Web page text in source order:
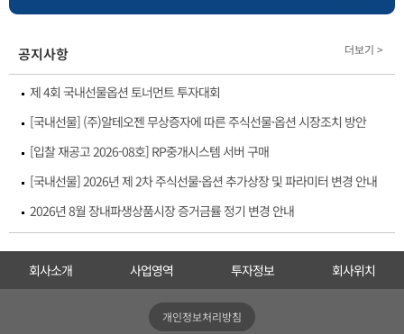
공지사항 더보기 >
제 4회 국내선물옵션 토너먼트 투자대회
[국내선물] (주)알테오젠 무상증자에 따른 주식선물·옵션 시장조치 방안
[입찰 재공고 2026-08호] RP중개시스템 서버 구매
[국내선물] 2026년 제 2차 주식선물·옵션 추가상장 및 파라미터 변경 안내
2026년 8월 장내파생상품시장 증거금률 정기 변경 안내
회사소개 사업영역 투자정보 회사위치
개인정보처리방침